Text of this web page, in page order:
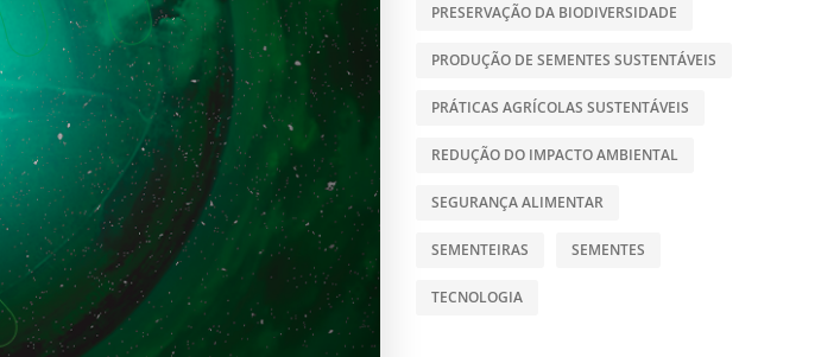
PRESERVAÇÃO DA BIODIVERSIDADE
PRODUÇÃO DE SEMENTES SUSTENTÁVEIS
PRÁTICAS AGRÍCOLAS SUSTENTÁVEIS
REDUÇÃO DO IMPACTO AMBIENTAL
SEGURANÇA ALIMENTAR
SEMENTEIRAS SEMENTES
TECNOLOGIA